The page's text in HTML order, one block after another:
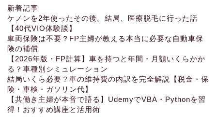
新着記事
ケノンを2年使ったその後。結局、医療脱毛に行った話
【40代VIO体験談】
車両保険は不要？FP主婦が教える本当に必要な自動車保
険の補償
【2026年版・FP計算】車を持つと年間・月額いくらかか
る？車種別シミュレーション
結局いくら必要？車の維持費の内訳を完全解説【税金・保
険・車検・ガソリン代】
【共働き主婦が本音で語る】UdemyでVBA・Pythonを習
得！おすすめ講座と活用術